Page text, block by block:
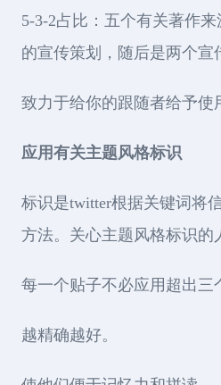
5-3-2占比：五个有关著作
的宣传策划，随后是两个宣
致力于给你的跟随者给予使
应用有关主题风格标识
标识是twitter根据关键词将
方法。关心主题风格标识的
每一个贴子不必应用超出三
越精确越好。